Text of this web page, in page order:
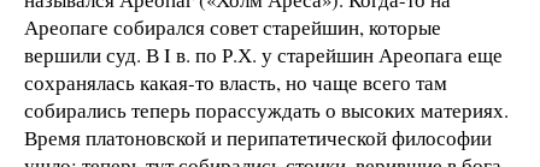
Ареопаге собирался совет старейшин, которые
вершили суд. В I в. по Р.Х. у старейшин Ареопага еще
сохранялась какая-то власть, но чаще всего там
собирались теперь порассуждать о высоких материях.
Время платоновской и перипатетической философии